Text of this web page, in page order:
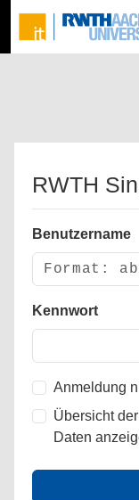
RWTH
Benutzername
Kennwort
Anmeldung
Übersicht
Daten